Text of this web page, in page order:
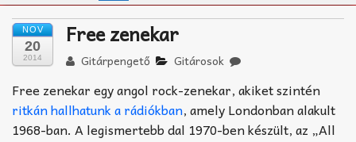
Zeneiskolák
Zeneszerzés alapjai
Akkord-kotta
NOV
20
2014
Free zenekar
Gitárpengető Gitárosok
Free zenekar egy angol rock-zenekar, akiket szintén
ritkán hallhatunk a rádiókban, amely Londonban alakult
1968-ban. A legismertebb dal 1970-ben készült, az „All